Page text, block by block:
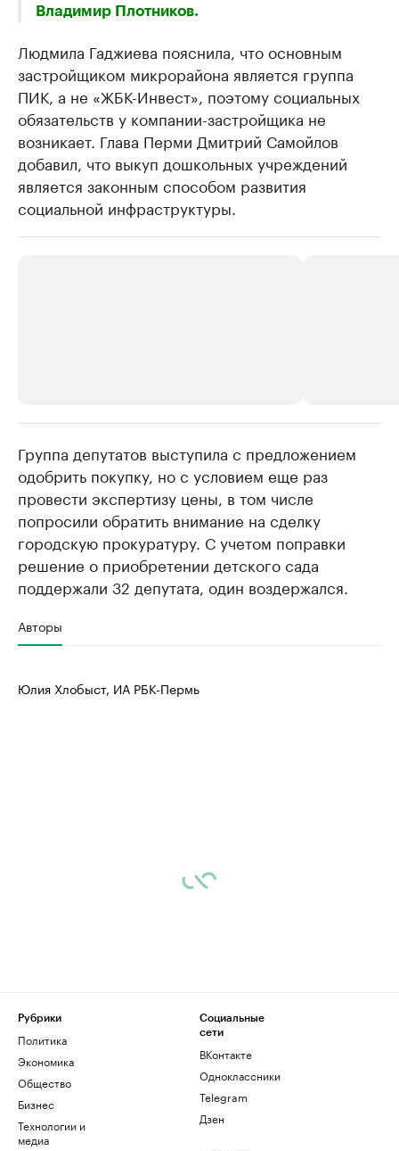
Владимир Плотников.
Людмила Гаджиева пояснила, что основным
застройщиком микрорайона является группа
ПИК, а не «ЖБК-Инвест», поэтому социальных
обязательств у компании-застройщика не
возникает. Глава Перми Дмитрий Самойлов
добавил, что выкуп дошкольных учреждений
является законным способом развития
социальной инфраструктуры.
Крупнейшие производители и
продавцы медийной продукции
Ознакомьтесь с информацией в каталоге
Страховые
Посмотрите в
Группа депутатов выступила с предложением
одобрить покупку, но с условием еще раз
провести экспертизу цены, в том числе
попросили обратить внимание на сделку
городскую прокуратуру. С учетом поправки
решение о приобретении детского сада
поддержали 32 депутата, один воздержался.
Авторы
Юлия Хлобыст, ИА РБК-Пермь
Рубрики
Политика
Экономика
Общество
Бизнес
Технологии и
медиа
Социальные
сети
ВКонтакте
Одноклассники
Telegram
Дзен